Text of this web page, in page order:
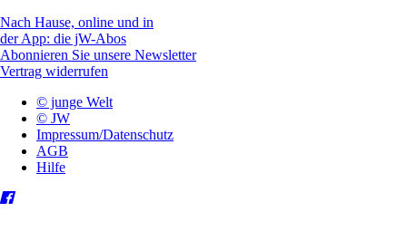
Nach Hause, online und in
der App: die jW-Abos
Abonnieren Sie unsere Newsletter
Vertrag widerrufen
© junge Welt
© JW
Impressum/Datenschutz
AGB
Hilfe